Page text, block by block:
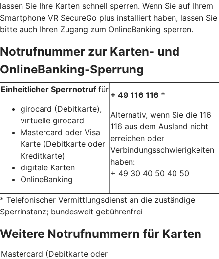
lassen Sie Ihre Karten schnell sperren. Wenn Sie auf Ihrem
Smartphone VR SecureGo plus installiert haben, lassen Sie
bitte auch Ihren Zugang zum OnlineBanking sperren.
Notrufnummer zur Karten- und
OnlineBanking-Sperrung
Einheitlicher Sperrnotruf für
girocard (Debitkarte),
virtuelle girocard
Mastercard oder Visa
Karte (Debitkarte oder
Kreditkarte)
digitale Karten
OnlineBanking
+ 49 116 116 *
Alternativ, wenn Sie die 116
116 aus dem Ausland nicht
erreichen oder
Verbindungsschwierigkeiten
haben:
+ 49 30 40 50 40 50
* Telefonischer Vermittlungsdienst an die zuständige
Sperrinstanz; bundesweit gebührenfrei
Weitere Notrufnummern für Karten
Mastercard (Debitkarte oder